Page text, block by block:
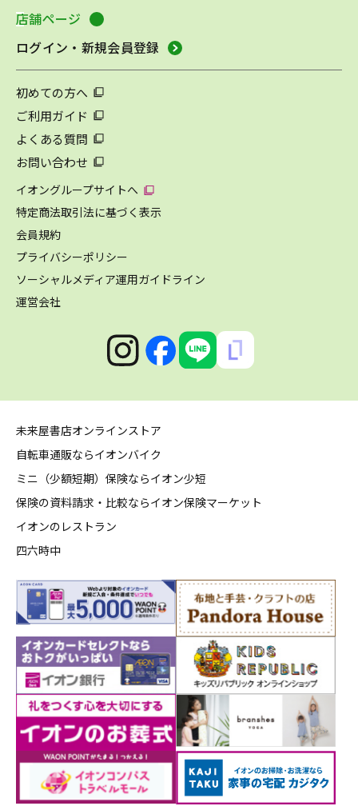
店舗ページ
ログイン・新規会員登録
初めての方へ
ご利用ガイド
よくある質問
お問い合わせ
イオングループサイトへ
特定商法取引法に基づく表示
会員規約
プライバシーポリシー
ソーシャルメディア運用ガイドライン
運営会社
未来屋書店オンラインストア
自転車通販ならイオンバイク
ミニ（少額短期）保険ならイオン少短
保険の資料請求・比較ならイオン保険マーケット
イオンのレストラン
四六時中